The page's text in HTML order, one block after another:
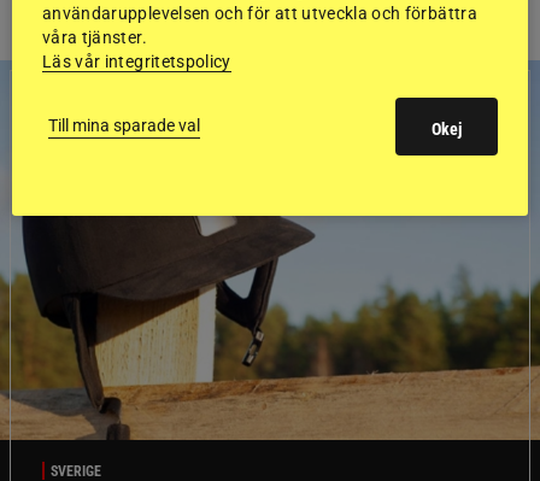
SVERIGE
användarupplevelsen och för att utveckla och förbättra
våra tjänster.
Läs vår integritetspolicy
Till mina sparade val Okej